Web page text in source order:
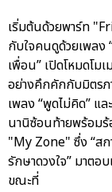
เริ่มต้นด้วยพาร์ท
กับใจคนดูด้วยเพลง
เพื่อน” เปิดโหมดโม
อย่างคึกคักกับมิตร
เพลง “พูดไม่คิด” แล
นานิซ้อนท้ายพร้อมร้
"My Zone" ซึ่ง “สก
รักษาดวงใจ” มาต
ขณะที่